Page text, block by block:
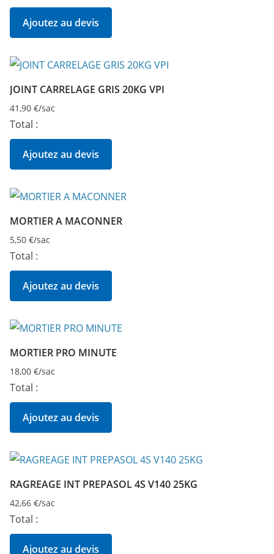
Ajoutez au devis
JOINT CARRELAGE GRIS 20KG VPI
41,90 €/sac
Total :
Ajoutez au devis
MORTIER A MACONNER
5,50 €/sac
Total :
Ajoutez au devis
MORTIER PRO MINUTE
18,00 €/sac
Total :
Ajoutez au devis
RAGREAGE INT PREPASOL 4S V140 25KG
42,66 €/sac
Total :
Ajoutez au devis